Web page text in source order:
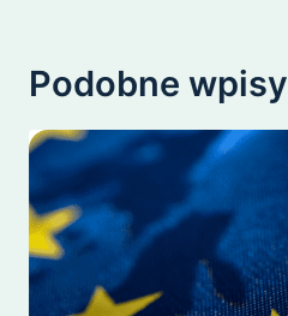
Podobne wpisy